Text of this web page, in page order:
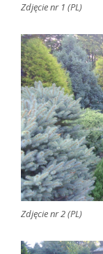
Zdjęcie nr 1 (PL)
Zdjęcie nr 2 (PL)